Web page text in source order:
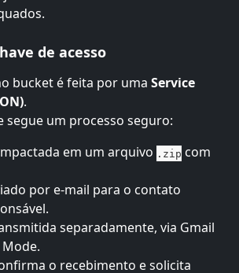
de acesso
bucket é feita por uma Service
.
segue um processo seguro:
em um arquivo .zip com
por e-mail para o contato
separadamente, via Gmail
o recebimento e solicita